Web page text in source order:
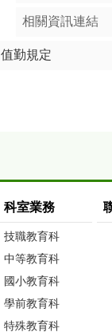
相關資訊連結
值勤規定
科室業務
技職教育科
中等教育科
國小教育科
學前教育科
特殊教育科